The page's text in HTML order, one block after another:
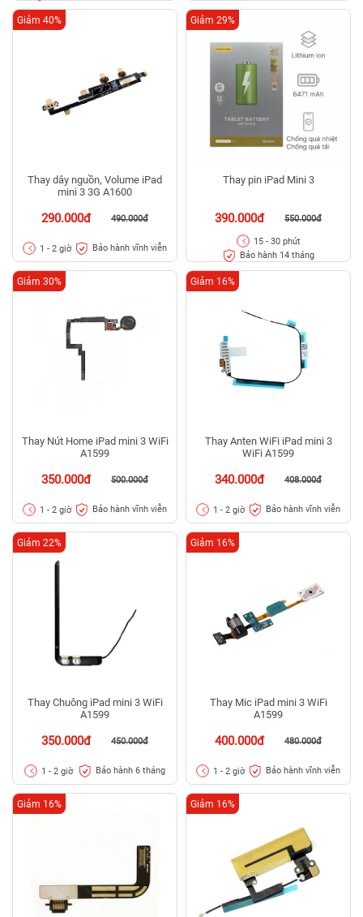
Thay dây nguồn, Volume iPad
mini 3 3G A1600
290.000đ 490.000đ
Giảm 40%
1 - 2 giờ Bảo hành vĩnh viễn
Thay pin iPad Mini 3
390.000đ 550.000đ
Giảm 29%
15 - 30 phút
Bảo hành 14 tháng
Thay Nút Home iPad mini 3 WiFi
A1599
350.000đ 500.000đ
Giảm 30%
1 - 2 giờ Bảo hành vĩnh viễn
Thay Anten WiFi iPad mini 3
WiFi A1599
340.000đ 408.000đ
Giảm 16%
1 - 2 giờ Bảo hành vĩnh viễn
Thay Chuông iPad mini 3 WiFi
A1599
350.000đ 450.000đ
Giảm 22%
1 - 2 giờ Bảo hành 6 tháng
Thay Mic iPad mini 3 WiFi
A1599
400.000đ 480.000đ
Giảm 16%
1 - 2 giờ Bảo hành vĩnh viễn
Giảm 16% Giảm 16%